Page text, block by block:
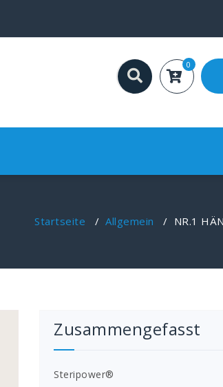
0
Startseite / Allgemein / NR.1
Zusammengefasst
Steripower®